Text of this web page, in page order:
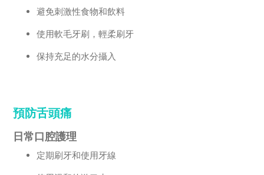
避免刺激性食物和飲料
使用軟毛牙刷，輕柔刷牙
保持充足的水分攝入
預防舌頭痛
日常口腔護理
定期刷牙和使用牙線